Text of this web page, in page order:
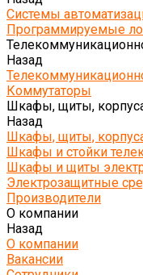
Системы
Программируемые
Назад
Коммутаторы
Шкафы, щиты,
Назад
Шкафы, щиты,
Шкафы и стойки
Шкафы и щиты
Электрозащитные
Производители
О компании
Назад
О компании
Вакансии